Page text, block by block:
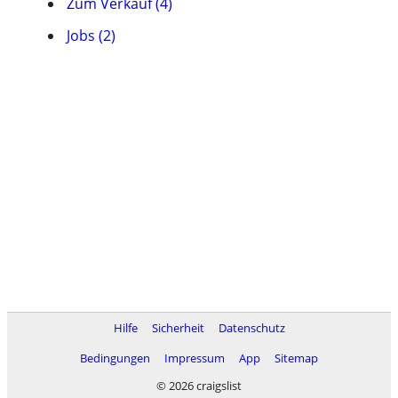
Jobs (2)
Hilfe Sicherheit
Datenschutz
Bedingungen
Impressum App
Sitemap
© 2026 craigslist